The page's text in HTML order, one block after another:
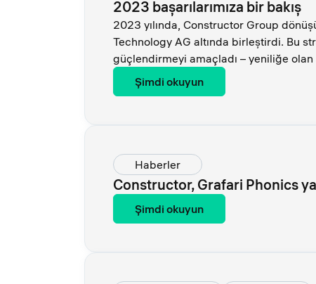
2023 başarılarımıza bir bakış
2023 yılında, Constructor Group
Technology AG altında birleştirdi. Bu
güçlendirmeyi amaçladı – yeniliğe olan
Şimdi okuyun
Haberler
Constructor, Grafari Phonics
Şimdi okuyun